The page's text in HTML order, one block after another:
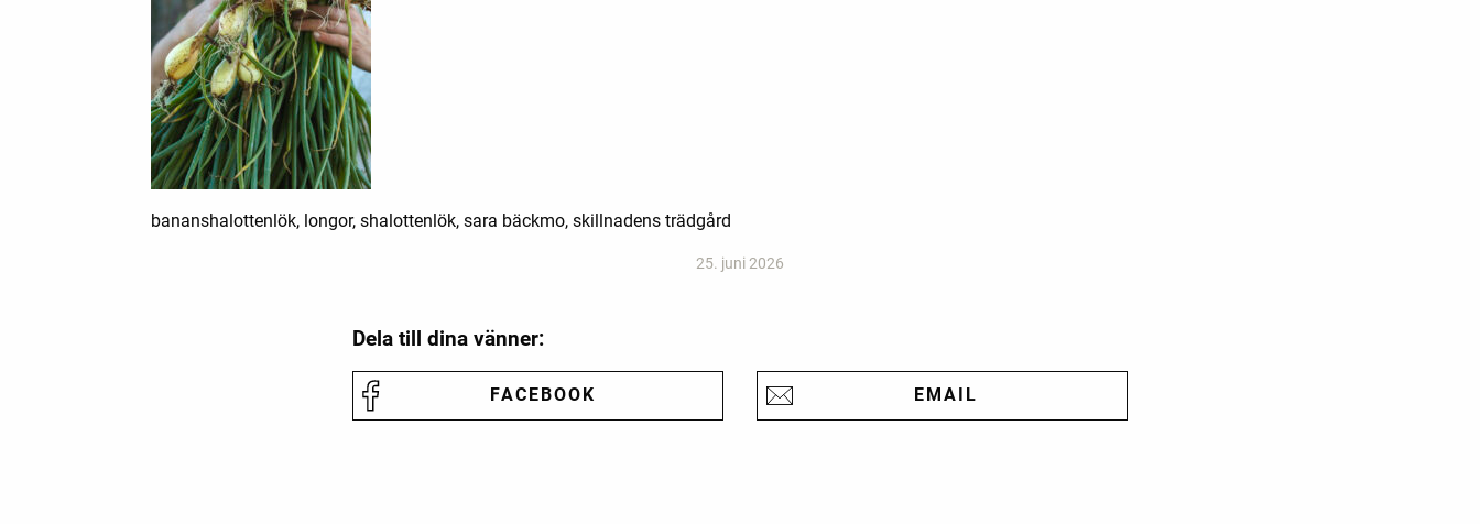
bananshalottenlök, longor, shalottenlök, sara bäckmo, skillnadens trädgård
25. juni 2026
Dela till dina vänner:
FACEBOOK EMAIL